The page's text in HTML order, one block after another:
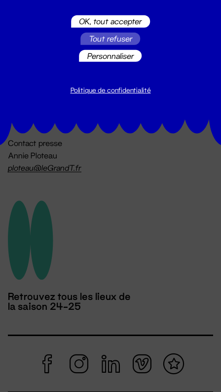
billetterie@leGrandT.fr
Du lundi au vendredi 14h → 18h
Contact presse
Annie Ploteau
ploteau@leGrandT.fr
Retrouvez tous les lieux de
la saison 24-25
OK, tout accepter
Tout refuser
Personnaliser
Politique de confidentialité